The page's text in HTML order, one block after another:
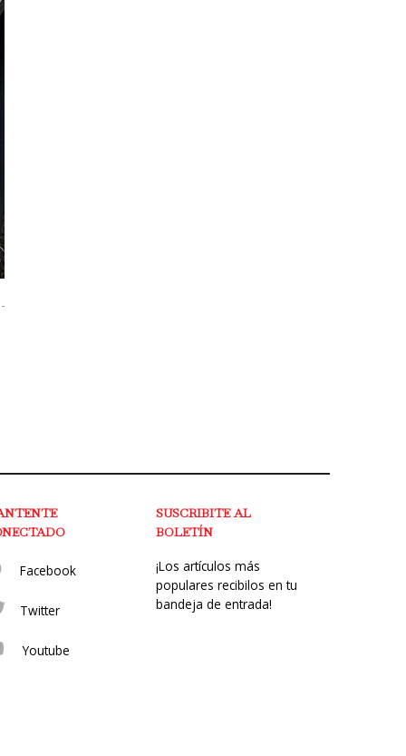
Facebook
Twitter
Youtube
SUSCRIBITE AL
BOLETÍN
¡Los artículos más
populares recibilos en tu
bandeja de entrada!